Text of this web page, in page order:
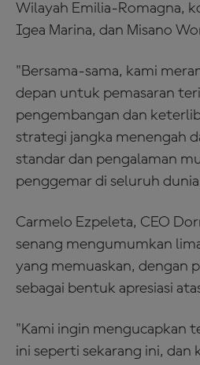
Wilayah Emilia-Romagna,
Igea Marina, dan Misano
"Bersama-sama, kami
depan untuk pemasaran
pengembangan dan
strategi jangka menengah
standar dan pengalaman
penggemar di seluruh
Carmelo Ezpeleta, CEO
senang mengumumkan
yang memuaskan, dengan
sebagai bentuk apresiasi
"Kami ingin mengucapkan
ini seperti sekarang ini,